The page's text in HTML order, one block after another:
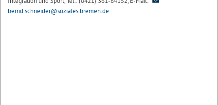
bernd.schneider@soziales.bremen.de